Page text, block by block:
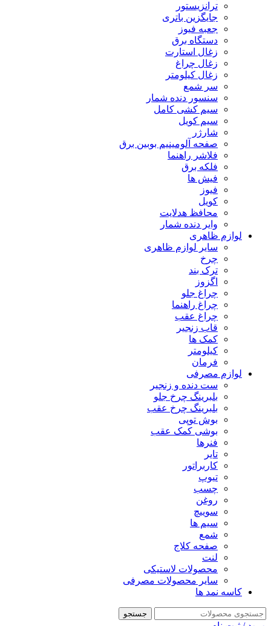
ترانزیستور
جایگزین باتری
جعبه فیوز
دستگاه برق
زغال استارت
زغال چراغ
زغال کیلومتر
سر شمع
سنسور دنده شمار
سیم کشی کامل
سیم کویل
شارژر
صفحه آلومینیم بوبین برق
فلاشر راهنما
فلکه برق
فیش ها
فیوز
کویل
محافظ هدلایت
وایر دنده شمار
لوازم ظاهری
سایر لوازم ظاهری
چرخ
ترک بند
اگزوز
چراغ جلو
چراغ راهنما
چراغ عقب
قاب زنجیر
کمک ها
کیلومتر
فرمان
لوازم مصرفی
ست دنده و زنجیر
بلبرینگ چرخ جلو
بلبرینگ چرخ عقب
بوش توپی
بوشی کمک عقب
فنرها
تایر
کاربراتور
تیوپ
چسب
روغن
سوییچ
سیم ها
شمع
صفحه کلاج
لنت
محصولات لاستیکی
سایر محصولات مصرفی
کاسه نمد ها
جستجو